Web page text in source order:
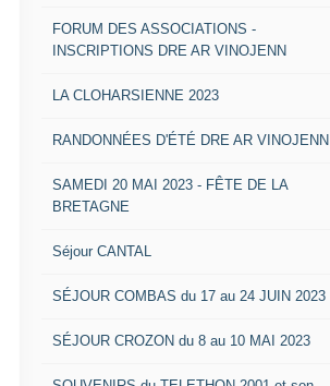
FORUM DES ASSOCIATIONS -
INSCRIPTIONS DRE AR VINOJENN
LA CLOHARSIENNE 2023
RANDONNÉES D'ÉTÉ DRE AR VINOJENN
SAMEDI 20 MAI 2023 - FÊTE DE LA
BRETAGNE
Séjour CANTAL
SÉJOUR COMBAS du 17 au 24 JUIN 2023
SÉJOUR CROZON du 8 au 10 MAI 2023